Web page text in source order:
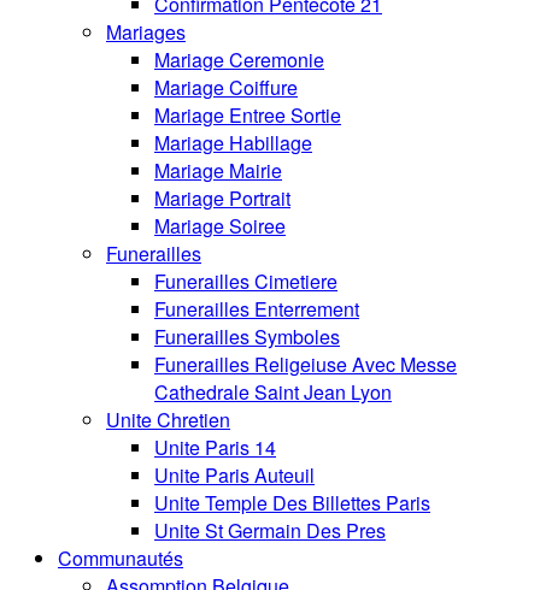
Mariages
Mariage Ceremonie
Mariage Coiffure
Mariage Entree Sortie
Mariage Habillage
Mariage Mairie
Mariage Portrait
Mariage Soiree
Funerailles
Funerailles Cimetiere
Funerailles Enterrement
Funerailles Symboles
Funerailles Religeiuse Avec Messe
Cathedrale Saint Jean Lyon
Unite Chretien
Unite Paris 14
Unite Paris Auteuil
Unite Temple Des Billettes Paris
Unite St Germain Des Pres
Communautés